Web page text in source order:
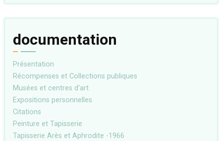
documentation
Présentation
Récompenses et Collections publiques
Musées et centres d'art
Expositions personnelles
Citations
Peinture et Tapisserie
Tapisserie Arès et Aphrodite -1966